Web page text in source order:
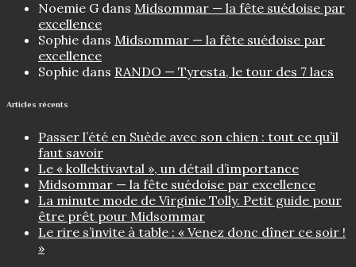
Noemie G dans Midsommar — la fête suédoise par
excellence
Sophie dans Midsommar — la fête suédoise par
excellence
Sophie dans RANDO — Tyresta, le tour des 7 lacs
Articles récents
Passer l’été en Suède avec son chien : tout ce qu’il
faut savoir
Le « kollektivavtal », un détail d’importance
Midsommar — la fête suédoise par excellence
La minute mode de Virginie Tolly. Petit guide pour
être prêt pour Midsommar
Le rire s’invite à table : « Venez donc dîner ce soir !
»